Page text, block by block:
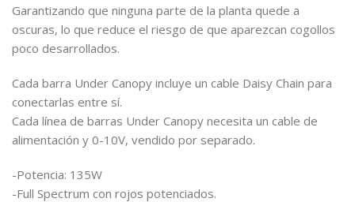
Garantizando que ninguna parte de la planta quede a
oscuras, lo que reduce el riesgo de que aparezcan cogollos
poco desarrollados.
Cada barra Under Canopy incluye un cable Daisy Chain para
conectarlas entre sí.
Cada línea de barras Under Canopy necesita un cable de
alimentación y 0-10V, vendido por separado.
-Potencia: 135W
-Full Spectrum con rojos potenciados.